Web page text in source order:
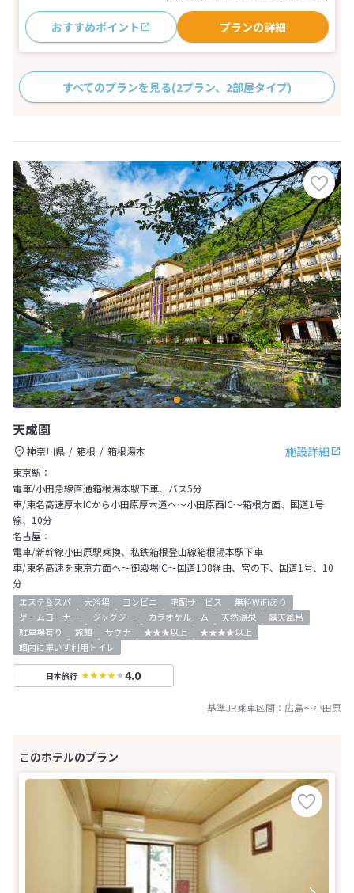
おすすめポイント プランの詳細
すべてのプランを見る(2プラン、2部屋タイプ)
天成園
施設詳細
神奈川県 箱根
箱根湯本
東京駅：
電車/小田急線直通箱根湯本駅下車、バス5分
車/東名高速厚木ICから小田原厚木道へ～小田原西IC～箱根方面、国道1号
線、10分
名古屋：
電車/新幹線小田原駅乗換、私鉄箱根登山線箱根湯本駅下車
車/東名高速を東京方面へ～御殿場IC～国道138経由、宮の下、国道1号、10
分
エステ＆スパ 大浴場 コンビニ 宅配サービス
無料WiFiあり
ゲームコーナー
ジャグジー カラオケルーム 天然温泉
露天風呂
駐車場有り
旅館 サウナ ★★★以上
★★★★以上
館内に車いす利用トイレ
日本旅行 4.0
基準JR乗車区間： 広島～小田原